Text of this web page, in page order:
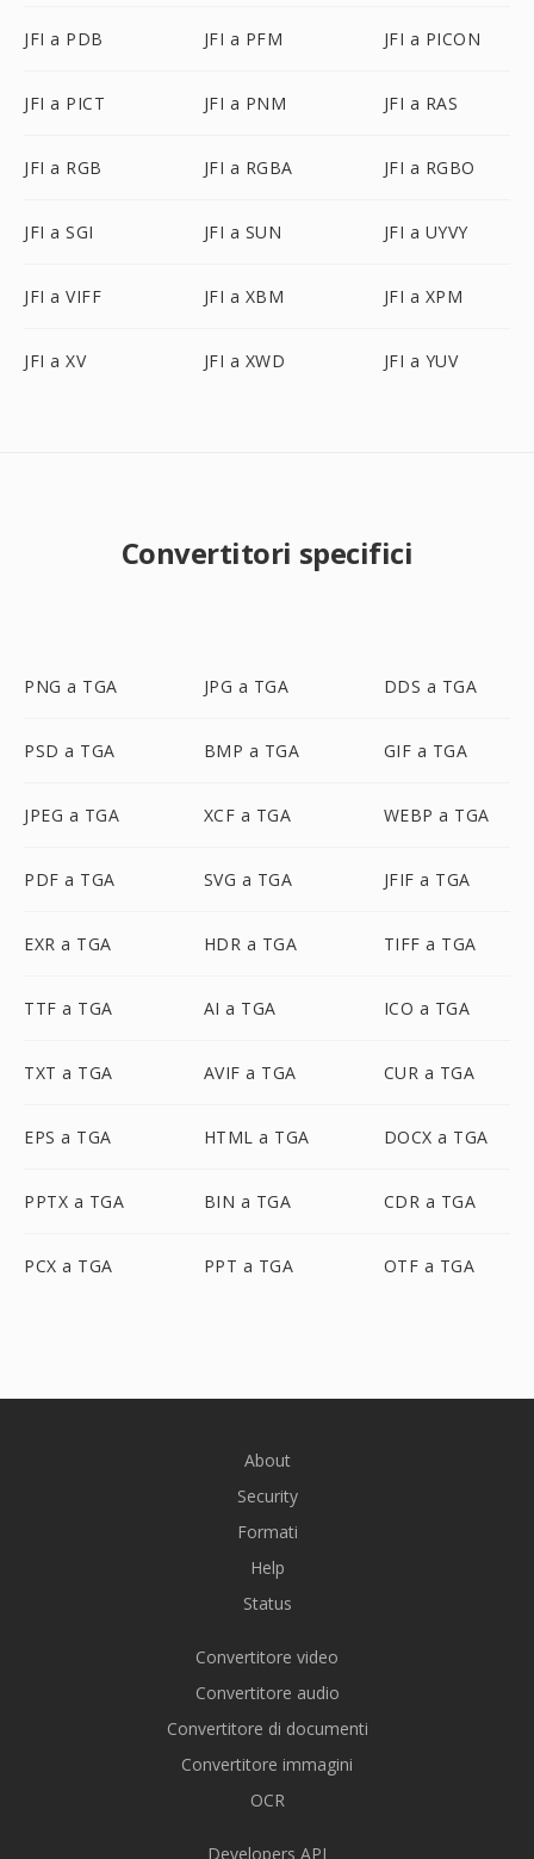
JFI a PDB JFI a PFM JFI a PICON
JFI a PICT JFI a PNM JFI a RAS
JFI a RGB JFI a RGBA JFI a RGBO
JFI a SGI JFI a SUN JFI a UYVY
JFI a VIFF JFI a XBM JFI a XPM
JFI a XV JFI a XWD JFI a YUV
Convertitori specifici
PNG a TGA JPG a TGA DDS a TGA
PSD a TGA BMP a TGA GIF a TGA
JPEG a TGA XCF a TGA WEBP a TGA
PDF a TGA SVG a TGA JFIF a TGA
EXR a TGA HDR a TGA TIFF a TGA
TTF a TGA AI a TGA ICO a TGA
TXT a TGA AVIF a TGA CUR a TGA
EPS a TGA HTML a TGA DOCX a TGA
PPTX a TGA BIN a TGA CDR a TGA
PCX a TGA PPT a TGA OTF a TGA
About
Security
Formati
Help
Status
Convertitore video
Convertitore audio
Convertitore di documenti
Convertitore immagini
OCR
Developers API